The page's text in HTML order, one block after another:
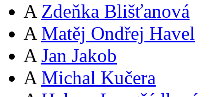
A Zdeňka Blišťanová
A Matěj Ondřej Havel
A Jan Jakob
A Michal Kučera